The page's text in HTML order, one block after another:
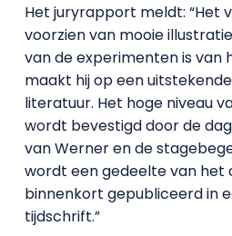
Het juryrapport meldt: “Het
voorzien van mooie
van de experimenten is van
maakt hij op een
literatuur. Het hoge niveau
wordt bevestigd door de
van Werner en de
wordt een gedeelte van het
binnenkort gepubliceerd in
tijdschrift.”